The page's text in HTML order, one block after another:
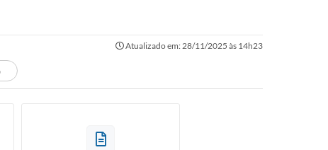
Atualizado em: 28/11/2025 às 14h23